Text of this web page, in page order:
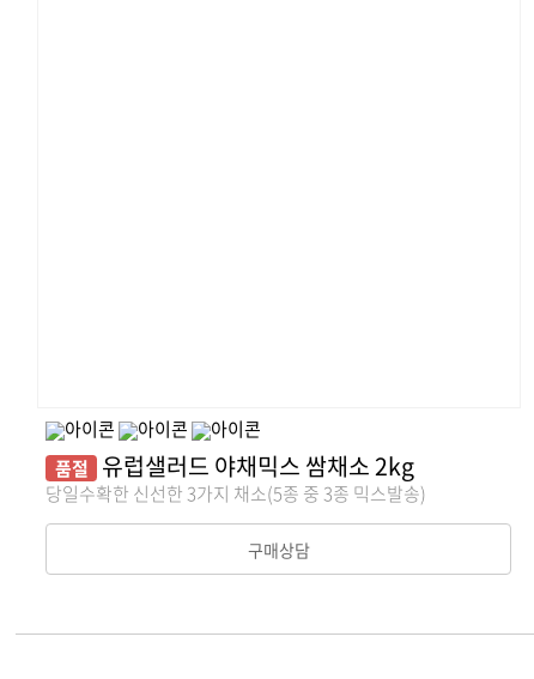
품절 유럽샐러드 야채믹스 쌈채소 2kg
당일수확한 신선한 3가지 채소(5종 중 3종 믹스발송)
구매상담